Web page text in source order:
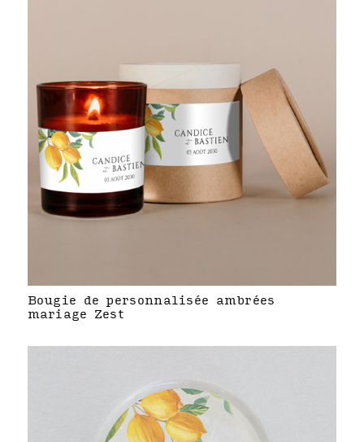
Bougie de personnalisée ambrées
mariage Zest